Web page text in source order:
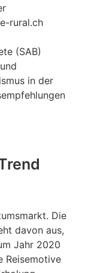
rural.ch
(SAB)
in der
Die
davon aus,
Jahr 2020
Reisemotive